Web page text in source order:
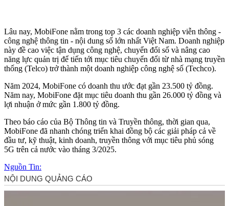
Lâu nay, MobiFone nằm trong top 3 các doanh nghiệp viễn thông -
công nghệ thông tin - nội dung số lớn nhất Việt Nam. Doanh nghiệp
này đề cao việc tận dụng công nghệ, chuyển đổi số và nâng cao
năng lực quản trị để tiến tới mục tiêu chuyển đổi từ nhà mạng truyền
thống (Telco) trở thành một doanh nghiệp công nghệ số (Techco).
Năm 2024, MobiFone có doanh thu ước đạt gần 23.500 tỷ đồng.
Năm nay, MobiFone đặt mục tiêu doanh thu gần 26.000 tỷ đồng và
lợi nhuận ở mức gần 1.800 tỷ đồng.
Theo báo cáo của Bộ Thông tin và Truyền thông, thời gian qua,
MobiFone đã nhanh chóng triển khai đồng bộ các giải pháp cả về
đầu tư, kỹ thuật, kinh doanh, truyền thông với mục tiêu phủ sóng
5G trên cả nước vào tháng 3/2025.
Nguồn Tin: